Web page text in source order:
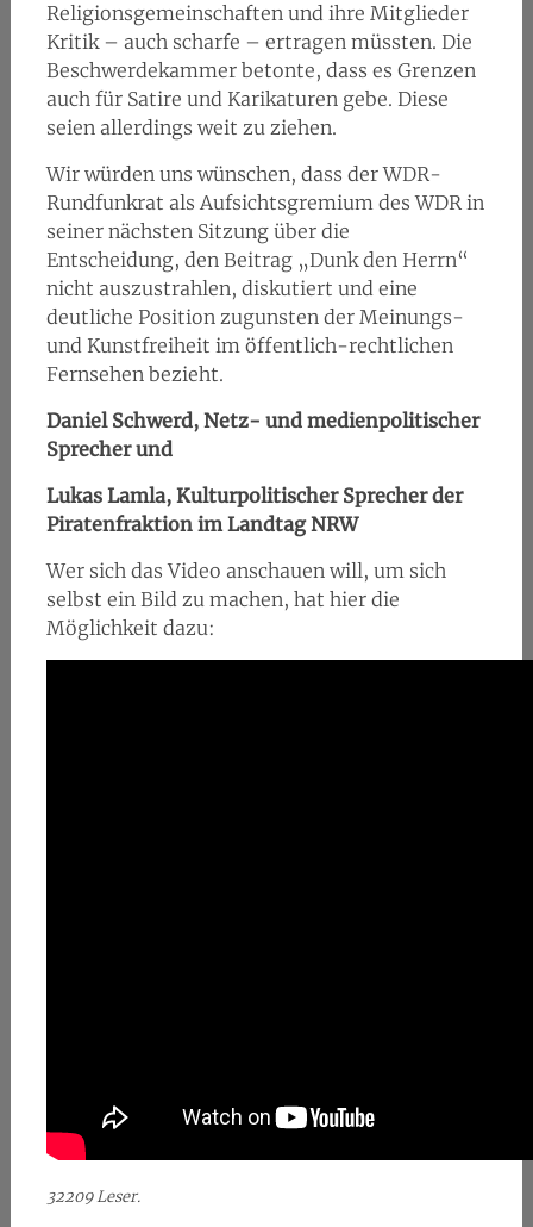
Religionsgemeinschaften und ihre Mitglieder
Kritik – auch scharfe – ertragen müssten. Die
Beschwerdekammer betonte, dass es Grenzen
auch für Satire und Karikaturen gebe. Diese
seien allerdings weit zu ziehen.
Wir würden uns wünschen, dass der WDR-
Rundfunkrat als Aufsichtsgremium des WDR in
seiner nächsten Sitzung über die
Entscheidung, den Beitrag „Dunk den Herrn“
nicht auszustrahlen, diskutiert und eine
deutliche Position zugunsten der Meinungs-
und Kunstfreiheit im öffentlich-rechtlichen
Fernsehen bezieht.
Daniel Schwerd, Netz- und medienpolitischer
Sprecher und
Lukas Lamla, Kulturpolitischer Sprecher der
Piratenfraktion im Landtag NRW
Wer sich das Video anschauen will, um sich
selbst ein Bild zu machen, hat hier die
Möglichkeit dazu:
32209 Leser.